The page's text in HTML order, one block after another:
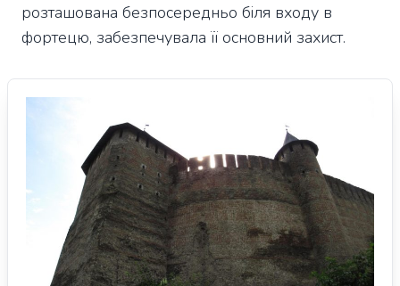
розташована безпосередньо біля входу в
фортецю, забезпечувала її основний захист.